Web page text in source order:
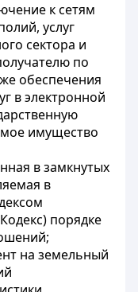
к сетям
услуг
сектора и
по
обеспечения
в электронной
имущество
в замкнутых
в
порядке
на земельный